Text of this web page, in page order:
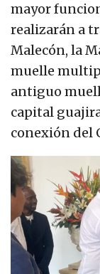
mayor
realizarán a
Malecón, la
muelle
antiguo
capital
conexión del